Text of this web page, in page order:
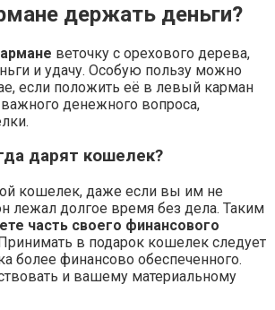
держать деньги?
веточку с орехового дерева,
и удачу. Особую пользу можно
если положить её в левый карман
денежного вопроса,
дарят кошелек?
кошелек, даже если вы им не
лежал долгое время без дела. Таким
часть своего финансового
в подарок кошелек следует
более финансово обеспеченного.
и вашему материальному